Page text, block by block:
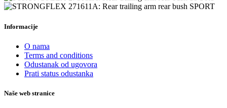
Informacije
O nama
Terms and conditions
Odustanak od ugovora
Prati status odustanka
Naše web stranice